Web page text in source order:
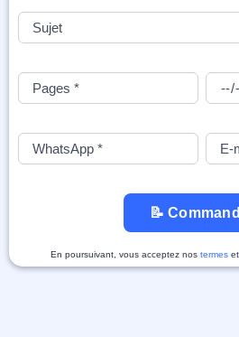
📝
En poursuivant, vous acceptez nos termes et